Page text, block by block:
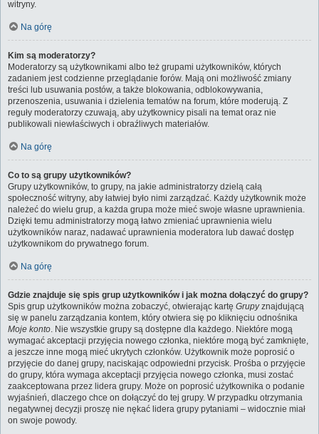
witryny.
Na górę
Kim są moderatorzy?
Moderatorzy są użytkownikami albo też grupami użytkowników, których
zadaniem jest codzienne przeglądanie forów. Mają oni możliwość zmiany
treści lub usuwania postów, a także blokowania, odblokowywania,
przenoszenia, usuwania i dzielenia tematów na forum, które moderują. Z
reguły moderatorzy czuwają, aby użytkownicy pisali na temat oraz nie
publikowali niewłaściwych i obraźliwych materiałów.
Na górę
Co to są grupy użytkowników?
Grupy użytkowników, to grupy, na jakie administratorzy dzielą całą
społeczność witryny, aby łatwiej było nimi zarządzać. Każdy użytkownik może
należeć do wielu grup, a każda grupa może mieć swoje własne uprawnienia.
Dzięki temu administratorzy mogą łatwo zmieniać uprawnienia wielu
użytkowników naraz, nadawać uprawnienia moderatora lub dawać dostęp
użytkownikom do prywatnego forum.
Na górę
Gdzie znajduje się spis grup użytkowników i jak można dołączyć do grupy?
Spis grup użytkowników można zobaczyć, otwierając kartę Grupyznajdującą
się w panelu zarządzania kontem, który otwiera się po kliknięciu odnośnika
Moje konto. Nie wszystkie grupy są dostępne dla każdego. Niektóre mogą
wymagać akceptacji przyjęcia nowego członka, niektóre mogą być zamknięte,
a jeszcze inne mogą mieć ukrytych członków. Użytkownik może poprosić o
przyjęcie do danej grupy, naciskając odpowiedni przycisk. Prośba o przyjęcie
do grupy, która wymaga akceptacji przyjęcia nowego członka, musi zostać
zaakceptowana przez lidera grupy. Może on poprosić użytkownika o podanie
wyjaśnień, dlaczego chce on dołączyć do tej grupy. W przypadku otrzymania
negatywnej decyzji proszę nie nękać lidera grupy pytaniami – widocznie miał
on swoje powody.